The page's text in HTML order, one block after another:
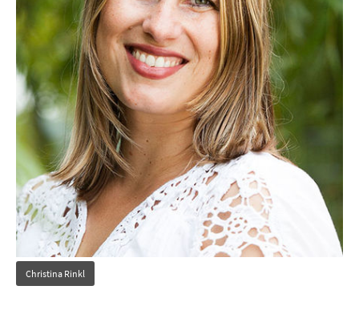
Christina Rinkl